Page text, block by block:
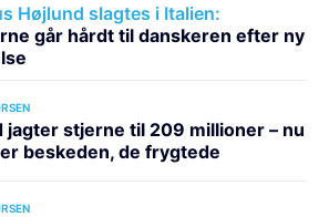
Højlund slagtes i Italien:
går hårdt til danskeren efter ny
jagter stjerne til 209 millioner – nu
beskeden, de frygtede